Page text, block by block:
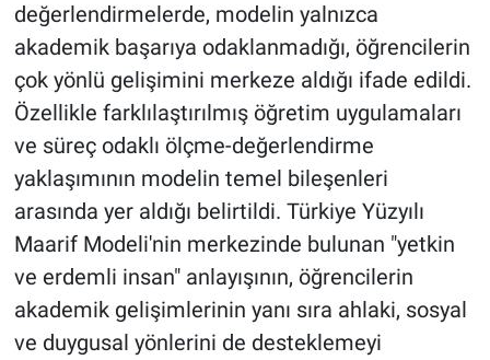
değerlendirmelerde, modelin yalnızca
akademik başarıya odaklanmadığı, öğrencilerin
çok yönlü gelişimini merkeze aldığı ifade edildi.
Özellikle farklılaştırılmış öğretim uygulamaları
ve süreç odaklı ölçme-değerlendirme
yaklaşımının modelin temel bileşenleri
arasında yer aldığı belirtildi. Türkiye Yüzyılı
Maarif Modeli'nin merkezinde bulunan "yetkin
ve erdemli insan" anlayışının, öğrencilerin
akademik gelişimlerinin yanı sıra ahlaki, sosyal
ve duygusal yönlerini de desteklemeyi